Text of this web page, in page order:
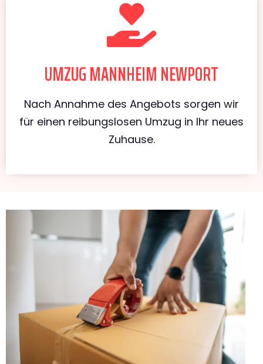
UMZUG MANNHEIM NEWPORT
Nach Annahme des Angebots sorgen wir
für einen reibungslosen Umzug in Ihr neues
Zuhause.